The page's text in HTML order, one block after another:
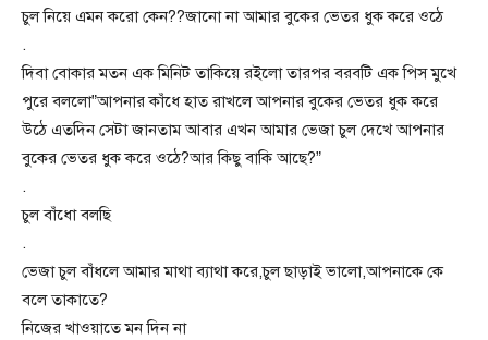
চুল নিয়ে এমন করো কেন??জানো না আমার বুকের ভেতর ধুক করে ওঠে
.
দিবা বোকার মতন এক মিনিট তাকিয়ে রইলো তারপর বরবটি এক পিস মুখে
পুরে বললো”আপনার কাঁধে হাত রাখলে আপনার বুকের ভেতর ধুক করে
উঠে এতদিন সেটা জানতাম আবার এখন আমার ভেজা চুল দেখে আপনার
বুকের ভেতর ধুক করে ওঠে?আর কিছু বাকি আছে?”
.
চুল বাঁধো বলছি
.
ভেজা চুল বাঁধলে আমার মাথা ব্যাথা করে,চুল ছাড়াই ভালো,আপনাকে কে
বলে তাকাতে?
নিজের খাওয়াতে মন দিন না